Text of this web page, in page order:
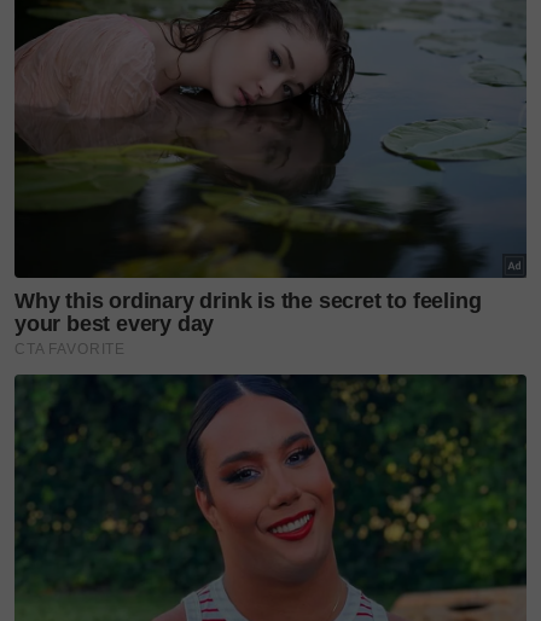
Dari segi rekaan ruang, butik ini menampilkan
elemen dalaman berinspirasikan alam dengan tona
bumi yang menenangkan.
Suasana yang diwujudkan terasa lembut dan mesra,
sesuai untuk kunjungan seisi keluarga mahupun
mereka yang ingin membeli hadiah dalam suasana
yang lebih santai.